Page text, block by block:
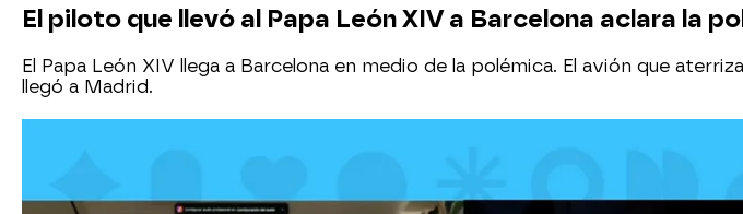
El piloto que llevó al Papa León XIV a Barcelona aclara la
El Papa León XIV llega a Barcelona en medio de la polémica. El avión que
llegó a Madrid.